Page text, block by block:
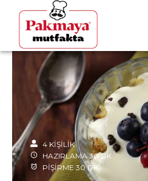
4 KİŞİLİK
HAZIRLAMA 30 DK
PİŞİRME 30 DK